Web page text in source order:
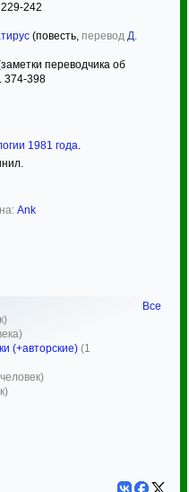
229-242
(повесть, перевод Д.
переводчика об
374-398
1981 года.
Ank
(+авторские) (1
Все